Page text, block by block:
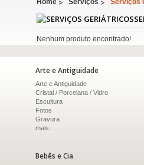
Home Serviços Serviços
Nenhum produto encontrado!
Arte e Antiguidade
Arte e Antiguidade
Cristal / Porcelana / Vidro
Escultura
Fotos
Gravura
mais..
Bebês e Cia